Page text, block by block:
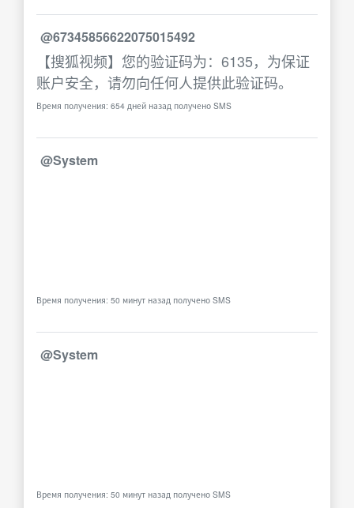
@67345856622075015492
【搜狐视频】您的验证码为：6135，为保证
账户安全，请勿向任何人提供此验证码。
Время получения: 654 дней назад получено SMS
@System
Время получения: 50 минут назад получено SMS
@System
Время получения: 50 минут назад получено SMS